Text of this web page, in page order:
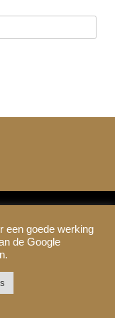
Cookies
een goede werking
de Google